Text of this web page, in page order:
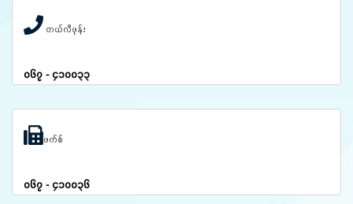
တယ်လီဖုန်း
၀၆၇ - ၄၁၀၀၃၃
ဖက်စ်
၀၆၇ - ၄၁၀၀၃၆